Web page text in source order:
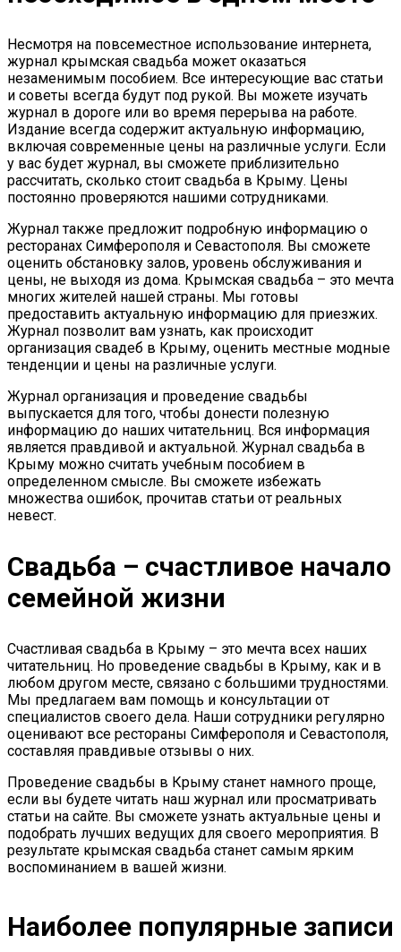
Несмотря на повсеместное использование интернета,
журнал крымская свадьба может оказаться
незаменимым пособием. Все интересующие вас статьи
и советы всегда будут под рукой. Вы можете изучать
журнал в дороге или во время перерыва на работе.
Издание всегда содержит актуальную информацию,
включая современные цены на различные услуги. Если
у вас будет журнал, вы сможете приблизительно
рассчитать, сколько стоит свадьба в Крыму. Цены
постоянно проверяются нашими сотрудниками.
Журнал также предложит подробную информацию о
ресторанах Симферополя и Севастополя. Вы сможете
оценить обстановку залов, уровень обслуживания и
цены, не выходя из дома. Крымская свадьба – это мечта
многих жителей нашей страны. Мы готовы
предоставить актуальную информацию для приезжих.
Журнал позволит вам узнать, как происходит
организация свадеб в Крыму, оценить местные модные
тенденции и цены на различные услуги.
Журнал организация и проведение свадьбы
выпускается для того, чтобы донести полезную
информацию до наших читательниц. Вся информация
является правдивой и актуальной. Журнал свадьба в
Крыму можно считать учебным пособием в
определенном смысле. Вы сможете избежать
множества ошибок, прочитав статьи от реальных
невест.
Свадьба – счастливое начало
семейной жизни
Счастливая свадьба в Крыму – это мечта всех наших
читательниц. Но проведение свадьбы в Крыму, как и в
любом другом месте, связано с большими трудностями.
Мы предлагаем вам помощь и консультации от
специалистов своего дела. Наши сотрудники регулярно
оценивают все рестораны Симферополя и Севастополя,
составляя правдивые отзывы о них.
Проведение свадьбы в Крыму станет намного проще,
если вы будете читать наш журнал или просматривать
статьи на сайте. Вы сможете узнать актуальные цены и
подобрать лучших ведущих для своего мероприятия. В
результате крымская свадьба станет самым ярким
воспоминанием в вашей жизни.
Наиболее популярные записи